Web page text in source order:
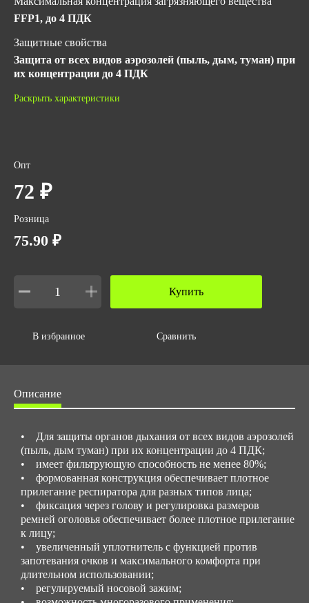
FFP1, до 4 ПДК
Защитные свойства
Защита от всех видов аэрозолей (пыль, дым, туман) при
их концентрации до 4 ПДК
Материал
респираторов)
ГОСТ 12.4.294-2015
EN 149:2001+А1:2009
Раскрыть характеристики
Опт
72 ₽
Розница
75.90 ₽
Купить
В избранное Сравнить
Описание
• Для защиты органов дыхания от всех видов аэрозолей
(пыль, дым туман) при их концентрации до 4 ПДК;
• имеет фильтрующую способность не менее 80%;
• формованная конструкция обеспечивает плотное
прилегание респиратора для разных типов лица;
• фиксация через голову и регулировка размеров
ремней оголовья обеспечивает более плотное прилегание
к лицу;
• увеличенный уплотнитель с функцией против
запотевания очков и максимального комфорта при
длительном использовании;
• регулируемый носовой зажим;